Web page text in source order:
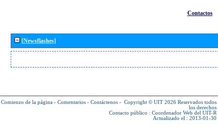
Contactos
[Newsflashes]
Comienzo de la página - Comentarios - Contáctenos - Copyright © UIT 2026 Reservados todos
los derechos
Contacto público : Coordenador Web del UIT-R
Actualizado el : 2013-01-30